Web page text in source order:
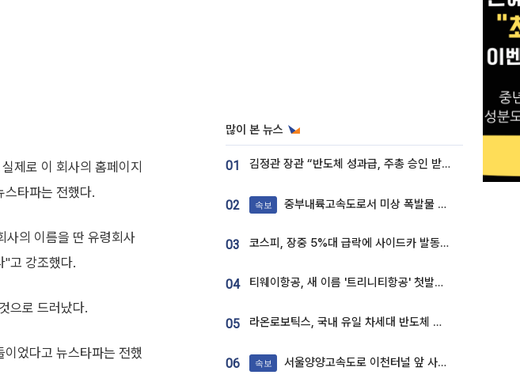
제로 이 회사의 홈페이지
스타파는 전했다.
사의 이름을 딴 유령회사
"고 강조했다.
으로 드러났다.
었다고 뉴스타파는 전했
많이 본 뉴스
01 김정관 장관 “반도체 성과급, 주총 승인 받도록”…상법·자본시장법 개정 시사
02 속보 중부내륙고속도로서 미상 폭발물 발견
03 코스피, 장중 5%대 급락에 사이드카 발동…삼성·SK 동반 폭락
04 티웨이항공, 새 이름 '트리니티항공' 첫발…SSC 전략 본격화
05 라온로보틱스, 국내 유일 차세대 반도체 공정 로봇 개발 ‘고객사 테스트 진행’
06 속보 서울양양고속도로 이천터널 앞 사고 발생